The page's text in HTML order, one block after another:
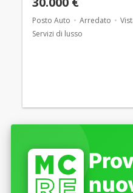
Posto Auto Arredato
Servizi di lusso